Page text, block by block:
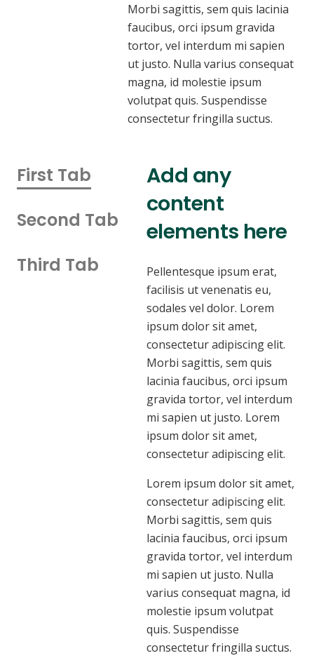
Morbi sagittis, sem quis lacinia
faucibus, orci ipsum gravida
tortor, vel interdum mi sapien
ut justo. Nulla varius consequat
magna, id molestie ipsum
volutpat quis. Suspendisse
consectetur fringilla suctus.
First Tab
Second Tab
Third Tab
Add any
content
elements here
Pellentesque ipsum erat,
facilisis ut venenatis eu,
sodales vel dolor. Lorem
ipsum dolor sit amet,
consectetur adipiscing elit.
Morbi sagittis, sem quis
lacinia faucibus, orci ipsum
gravida tortor, vel interdum
mi sapien ut justo. Lorem
ipsum dolor sit amet,
consectetur adipiscing elit.
Lorem ipsum dolor sit amet,
consectetur adipiscing elit.
Morbi sagittis, sem quis
lacinia faucibus, orci ipsum
gravida tortor, vel interdum
mi sapien ut justo. Nulla
varius consequat magna, id
molestie ipsum volutpat
quis. Suspendisse
consectetur fringilla suctus.